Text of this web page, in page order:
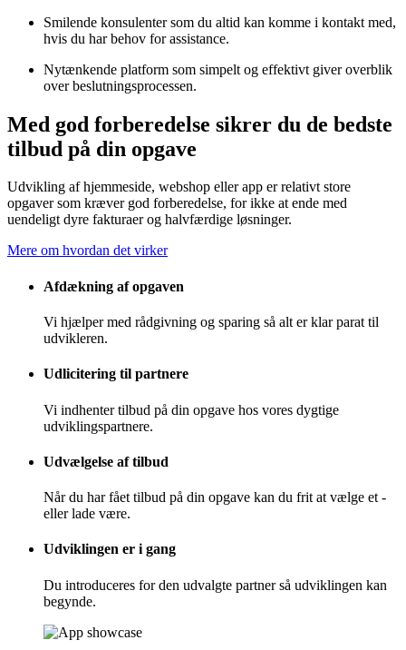
Smilende konsulenter som du altid kan komme i kontakt med,
hvis du har behov for assistance.
Nytænkende platform som simpelt og effektivt giver overblik
over beslutningsprocessen.
Med god forberedelse sikrer du de bedste
tilbud på din opgave
Udvikling af hjemmeside, webshop eller app er relativt store
opgaver som kræver god forberedelse, for ikke at ende med
uendeligt dyre fakturaer og halvfærdige løsninger.
Mere om hvordan det virker
Afdækning af opgaven
Vi hjælper med rådgivning og sparing så alt er klar parat til
udvikleren.
Udlicitering til partnere
Vi indhenter tilbud på din opgave hos vores dygtige
udviklingspartnere.
Udvælgelse af tilbud
Når du har fået tilbud på din opgave kan du frit at vælge et -
eller lade være.
Udviklingen er i gang
Du introduceres for den udvalgte partner så udviklingen kan
begynde.